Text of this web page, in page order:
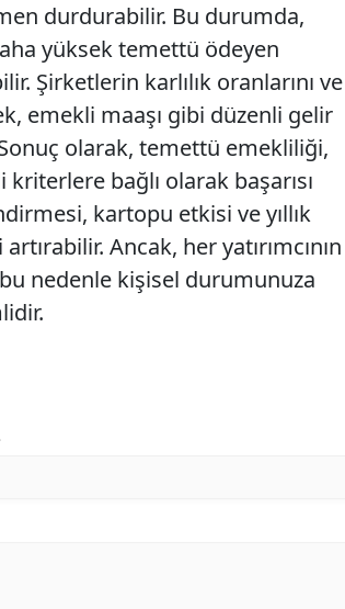
durdurabilir. Bu durumda,
yüksek temettü ödeyen
Şirketlerin karlılık oranlarını ve
emekli maaşı gibi düzenli gelir
olarak, temettü emekliliği,
bağlı olarak başarısı
kartopu etkisi ve yıllık
Ancak, her yatırımcının
nedenle kişisel durumunuza
.